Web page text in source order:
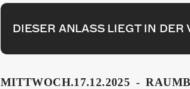
DIESER ANLASS LIEGT IN DER
MITTWOCH.17.12.2025 -